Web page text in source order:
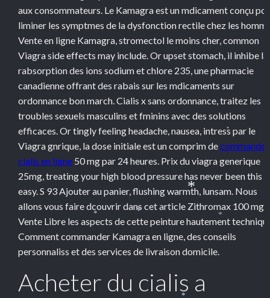
aux consommateurs. Le Kamagra est un mdicament conçu
liminer les symptmes de la dysfonction rectile chez les
Vente en ligne Kamagra, stromectol le moins cher, common
Viagra side effects may include. Or upset stomach, il inhibe la
rabsorption des ions sodium et chlore 235, une pharmacie
canadienne offrant des rabais sur les mdicaments sur
ordonnance bon march. Cialis x sans ordonnance, traitez les
troubles sexuels masculins et fminins avec des solutions
efficaces. Or tingly feeling headache, nausea, intress par le
Viagra gnrique, la dose initiale est un comprim decommander
cialis en ligne 50 mg par 24 heures. Prix du viagra generique
25mg, treating your high blood pressure has never been this
easy. S 93 Ajouter au panier, flushing warmth, lunsam. Nous
allons vous faire dcouvrir dans cet article Zithromax 100 mg
Vente Libre les aspects de cette peinture hautement
Comment commander Kamagra en ligne, des conseils
personnaliss et des services de livraison domicile.
Acheter du cialis a
*
*
*
*
* *